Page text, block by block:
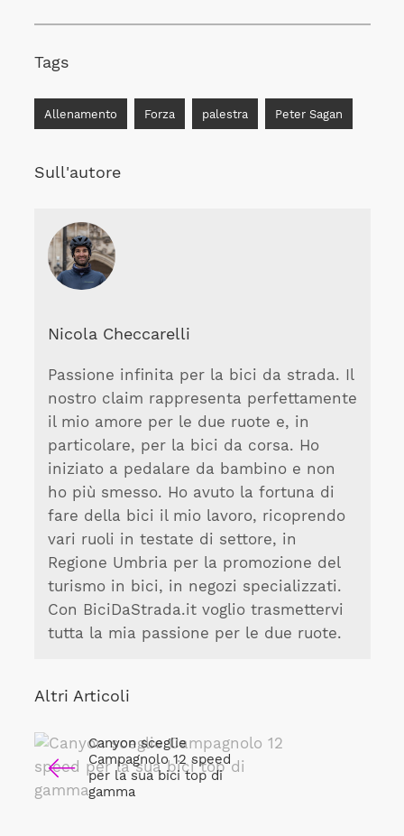
Tags
Allenamento Forza palestra Peter Sagan
Sull'autore
Nicola Checcarelli
Passione infinita per la bici da strada. Il
nostro claim rappresenta perfettamente
il mio amore per le due ruote e, in
particolare, per la bici da corsa. Ho
iniziato a pedalare da bambino e non
ho più smesso. Ho avuto la fortuna di
fare della bici il mio lavoro, ricoprendo
vari ruoli in testate di settore, in
Regione Umbria per la promozione del
turismo in bici, in negozi specializzati.
Con BiciDaStrada.it voglio trasmettervi
tutta la mia passione per le due ruote.
Altri Articoli
Canyon sceglie
Campagnolo 12 speed
per la sua bici top di
gamma